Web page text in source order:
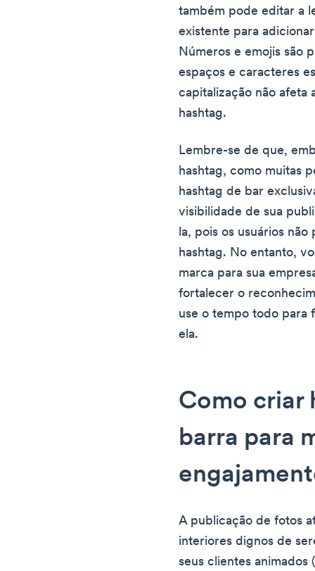
também pode editar a
existente para
Números e emojis são
espaços e caracteres
capitalização não afeta
hashtag.
Lembre-se de que,
hashtag, como muitas
hashtag de bar
visibilidade de sua
la, pois os usuários
hashtag. No entanto,
marca para sua
fortalecer o
use o tempo todo para
ela.
Como criar
barra para
A publicação de fotos
interiores dignos de
seus clientes